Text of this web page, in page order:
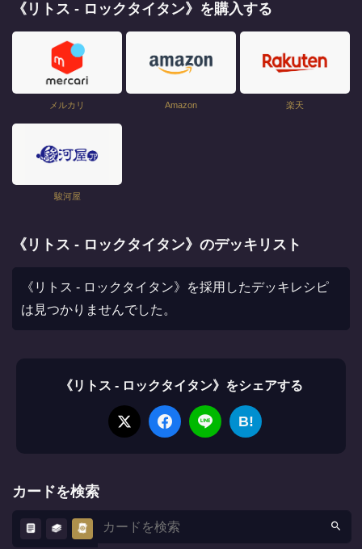
《リトス - ロックタイタン》を購入する
メルカリ Amazon 楽天
駿河屋
《リトス - ロックタイタン》のデッキリスト
《リトス - ロックタイタン》を採用したデッキレシピ
は見つかりませんでした。
《リトス - ロックタイタン》をシェアする
B!
カードを検索